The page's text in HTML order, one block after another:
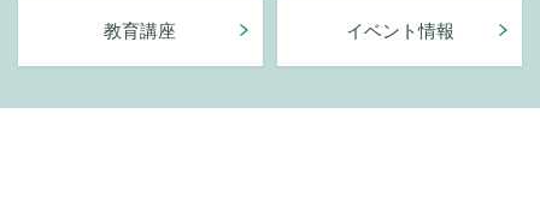
教育講座 イベント情報